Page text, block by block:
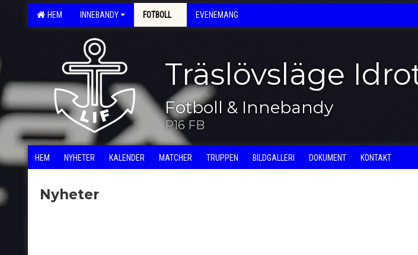
HEM INNEBANDY FOTBOLL EVENEMANG
Träslövsläge
Fotboll & Innebandy
P16 FB
HEM NYHETER KALENDER MATCHER TRUPPEN BILDGALLERI DOKUMENT KONTAKT
Nyheter